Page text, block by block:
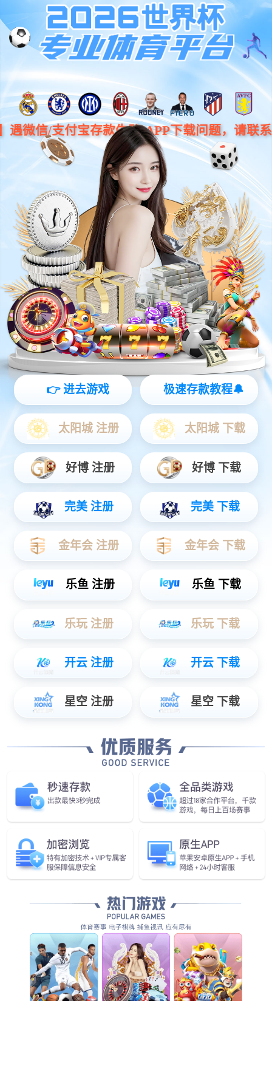
为您提供
企业级互联芯片
时钟及通用接口芯片 PCIe接口芯片
存储接口芯片 网络接口芯片 电源管理芯片
丰富的产品系列
时钟及通用接口
PCIe接口
查看更多产品 >
各行各业的安心之选
了解更多 >